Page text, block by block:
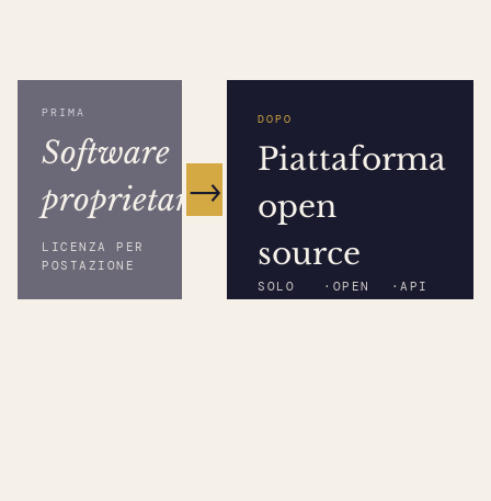
PRIMA
Software
proprietario
LICENZA PER
POSTAZIONE
→
DOPO
Piattaforma
open
source
SOLO
· OPEN
·API